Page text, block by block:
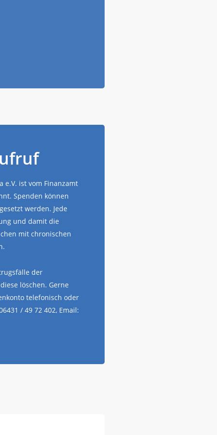
e.V. ist vom Finanzamt
Spenden können
werden. Jede
und damit die
mit chronischen
der
löschen. Gerne
telefonisch oder
/ 49 72 402, Email: